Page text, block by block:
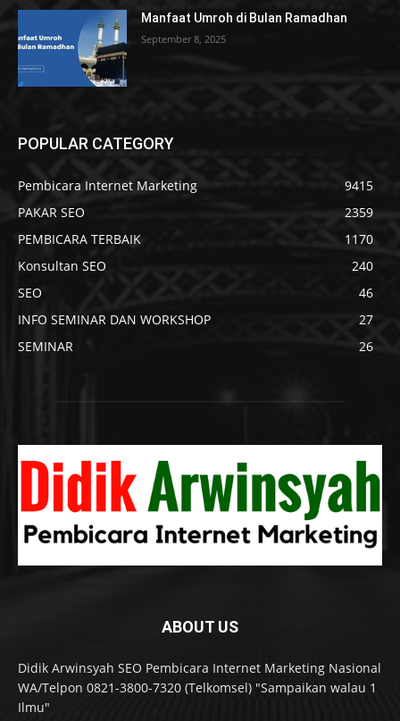
Manfaat Umroh di Bulan Ramadhan
September 8, 2025
POPULAR CATEGORY
Pembicara Internet Marketing
9415
PAKAR SEO
2359
PEMBICARA TERBAIK
1170
Konsultan SEO
240
SEO
46
INFO SEMINAR DAN WORKSHOP
27
SEMINAR
26
ABOUT US
Didik Arwinsyah SEO Pembicara Internet Marketing Nasional
WA/Telpon 0821-3800-7320 (Telkomsel) "Sampaikan walau 1
Ilmu"